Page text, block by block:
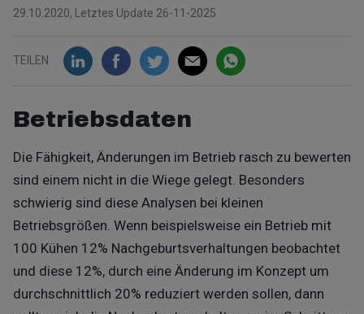
29.10.2020, Letztes Update 26-11-2025
TEILEN
Betriebsdaten
Die Fähigkeit, Änderungen im Betrieb rasch zu bewerten
sind einem nicht in die Wiege gelegt. Besonders
schwierig sind diese Analysen bei kleinen
Betriebsgrößen. Wenn beispielsweise ein Betrieb mit
100 Kühen 12% Nachgeburtsverhaltungen beobachtet
und diese 12%, durch eine Änderung im Konzept um
durchschnittlich 20% reduziert werden sollen, dann